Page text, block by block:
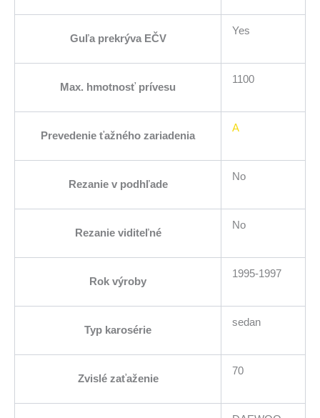
Guľa prekrýva EČV
Yes
Max. hmotnosť prívesu
1100
Prevedenie ťažného zariadenia
A
Rezanie v podhľade
No
Rezanie viditeľné
No
Rok výroby
1995-1997
Typ karosérie
sedan
Zvislé zaťaženie
70